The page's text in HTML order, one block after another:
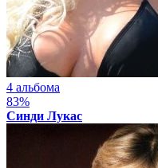
4 альбома
83%
Синди Лукас